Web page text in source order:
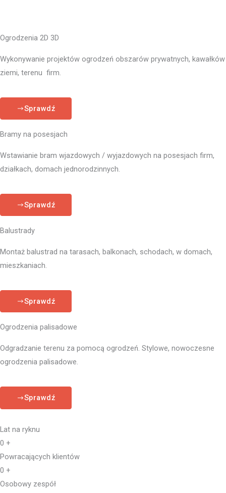
Ogrodzenia 2D 3D
Wykonywanie projektów ogrodzeń obszarów prywatnych, kawałków
ziemi, terenu firm.
Sprawdź
Bramy na posesjach
Wstawianie bram wjazdowych / wyjazdowych na posesjach firm,
działkach, domach jednorodzinnych.
Sprawdź
Balustrady
Montaż balustrad na tarasach, balkonach, schodach, w domach,
mieszkaniach.
Sprawdź
Ogrodzenia palisadowe
Odgradzanie terenu za pomocą ogrodzeń. Stylowe, nowoczesne
ogrodzenia palisadowe.
Sprawdź
Lat na ryknu
0 +
Powracających klientów
0 +
Osobowy zespół